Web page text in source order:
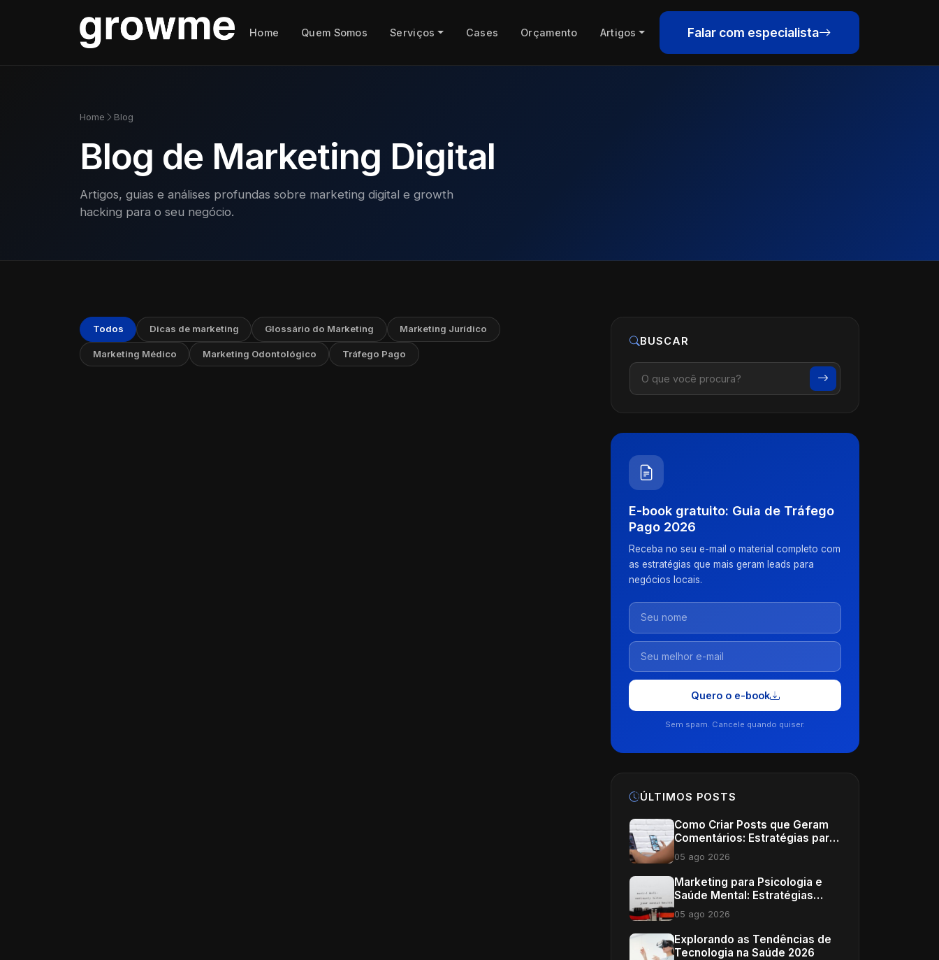
Home Quem Somos Serviços Cases Orçamento Artigos Falar com especialista
Home Blog
Blog de Marketing Digital
Artigos, guias e análises profundas sobre marketing digital e growth
hacking para o seu negócio.
Todos Dicas de marketing Glossário do Marketing Marketing Jurídico
Marketing Médico Marketing Odontológico Tráfego Pago
BUSCAR
E-book gratuito: Guia de Tráfego
Pago 2026
Receba no seu e-mail o material completo com
as estratégias que mais geram leads para
negócios locais.
Quero o e-book
Sem spam. Cancele quando quiser.
ÚLTIMOS POSTS
Como Criar Posts que Geram
Comentários: Estratégias para
Médicos
05 ago 2026
Marketing para Psicologia e
Saúde Mental: Estratégias
Eficazes
05 ago 2026
Explorando as Tendências de
Tecnologia na Saúde 2026